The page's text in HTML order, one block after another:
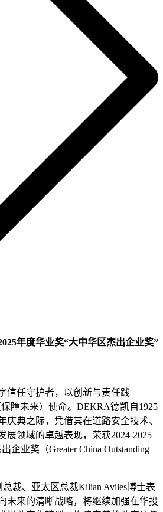
年度华业奖“大中华区杰出企业奖”
信任守护者，以创新与责任践
保障未来）使命。DEKRA德凯自1925
庆典之际，凭借其在道路安全技术、
展领域的卓越表现，荣获2024-2025
企业奖（Greater China Outstanding
裁、亚太区总裁Kilian Aviles博士表
未来的清晰战略，将继续加强在华投